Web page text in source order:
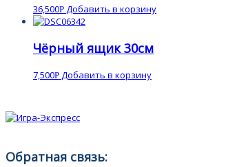
36,500Р Добавить в корзину
Чёрный ящик 30см
7,500Р Добавить в корзину
Обратная связь: